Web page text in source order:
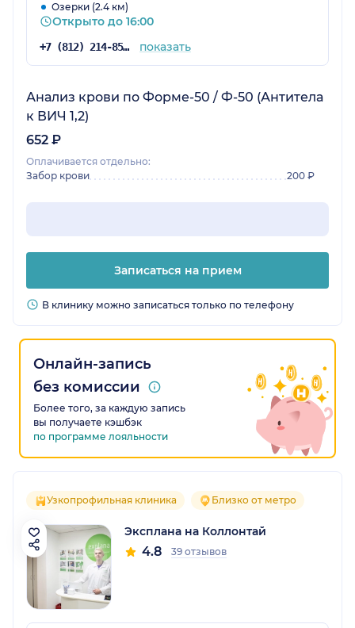
Озерки (2.4 км)
Открыто до 16:00
+7 (812) 214-85-23 показать
Анализ крови по Форме-50 / Ф-50 (Антитела
к ВИЧ 1,2)
652 ₽
Оплачивается отдельно:
Забор крови
200 ₽
Записаться на прием
В клинику можно записаться только по телефону
Онлайн-запись
без комиссии
Более того, за каждую запись
вы получаете кэшбэк
по программе лояльности
Узкопрофильная клиника Близко от метро
Эксплана на Коллонтай
4.8 39 отзывов